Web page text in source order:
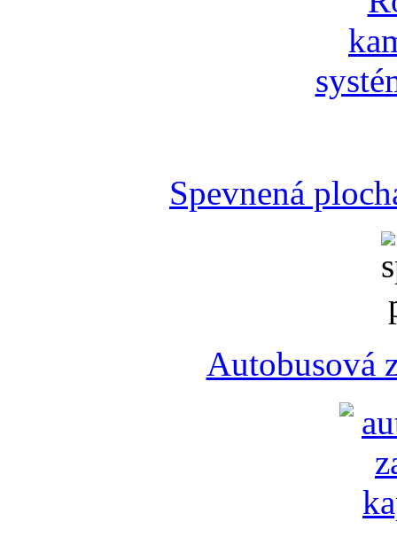
Spevnená
Autobusová